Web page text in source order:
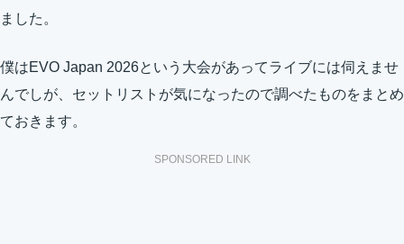
ました。
僕はEVO Japan 2026という大会があってライブには伺えませ
んでしが、セットリストが気になったので調べたものをまとめ
ておきます。
SPONSORED LINK